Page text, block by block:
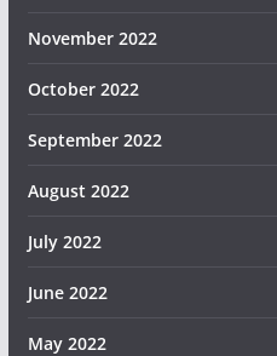
November 2022
October 2022
September 2022
August 2022
July 2022
June 2022
May 2022